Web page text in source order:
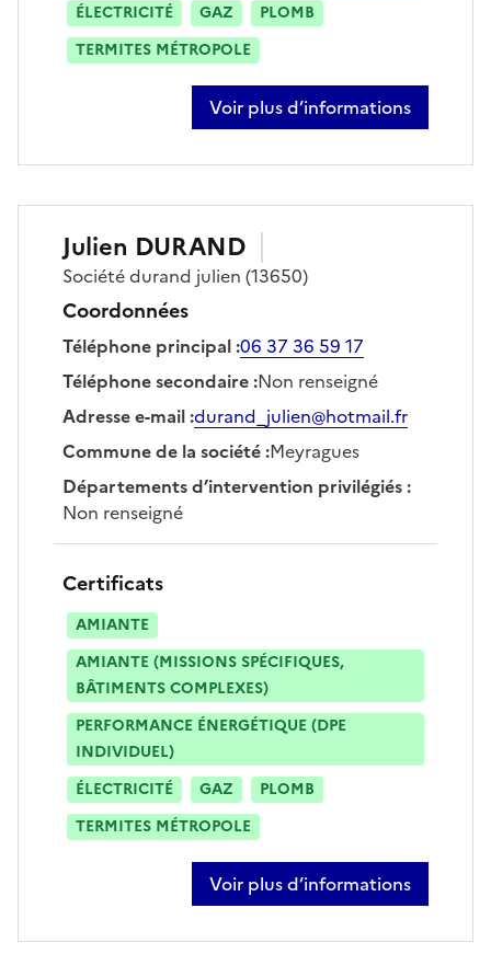
ÉLECTRICITÉ
GAZ
PLOMB
TERMITES MÉTROPOLE
Voir plus d’informations
sur sébastien fieramosca
Julien DURAND
Sociétédurand julien (13650)
Coordonnées
Téléphone principal:06 37 36 59 17
Téléphone secondaire:Non renseigné
Adresse e-mail:durand_julien@hotmail.fr
Commune de la société:Meyragues
Départements d’intervention privilégiés:
Non renseigné
Certificats
AMIANTE
AMIANTE (MISSIONS SPÉCIFIQUES,
BÂTIMENTS COMPLEXES)
PERFORMANCE ÉNERGÉTIQUE (DPE
INDIVIDUEL)
ÉLECTRICITÉ
GAZ
PLOMB
TERMITES MÉTROPOLE
Voir plus d’informations
sur julien durand